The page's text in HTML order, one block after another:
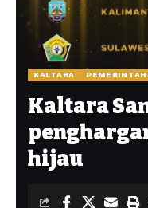
KALTARA
Kaltara
hijau